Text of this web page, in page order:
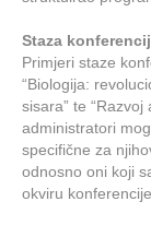
Staza
Primjeri staze
“Biologija:
sisara” te
administratori
specifične za
odnosno oni koji
okviru konferencije.